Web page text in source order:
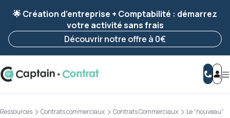
enregistrée 🚀
Reprendre ma démarche
🌟 Création d’entreprise + Comptabilité : démarrez
votre activité sans frais
Découvrir notre offre à 0€
Ressources Contrats commerciaux Contrats Commerciaux
Le “nouveau”